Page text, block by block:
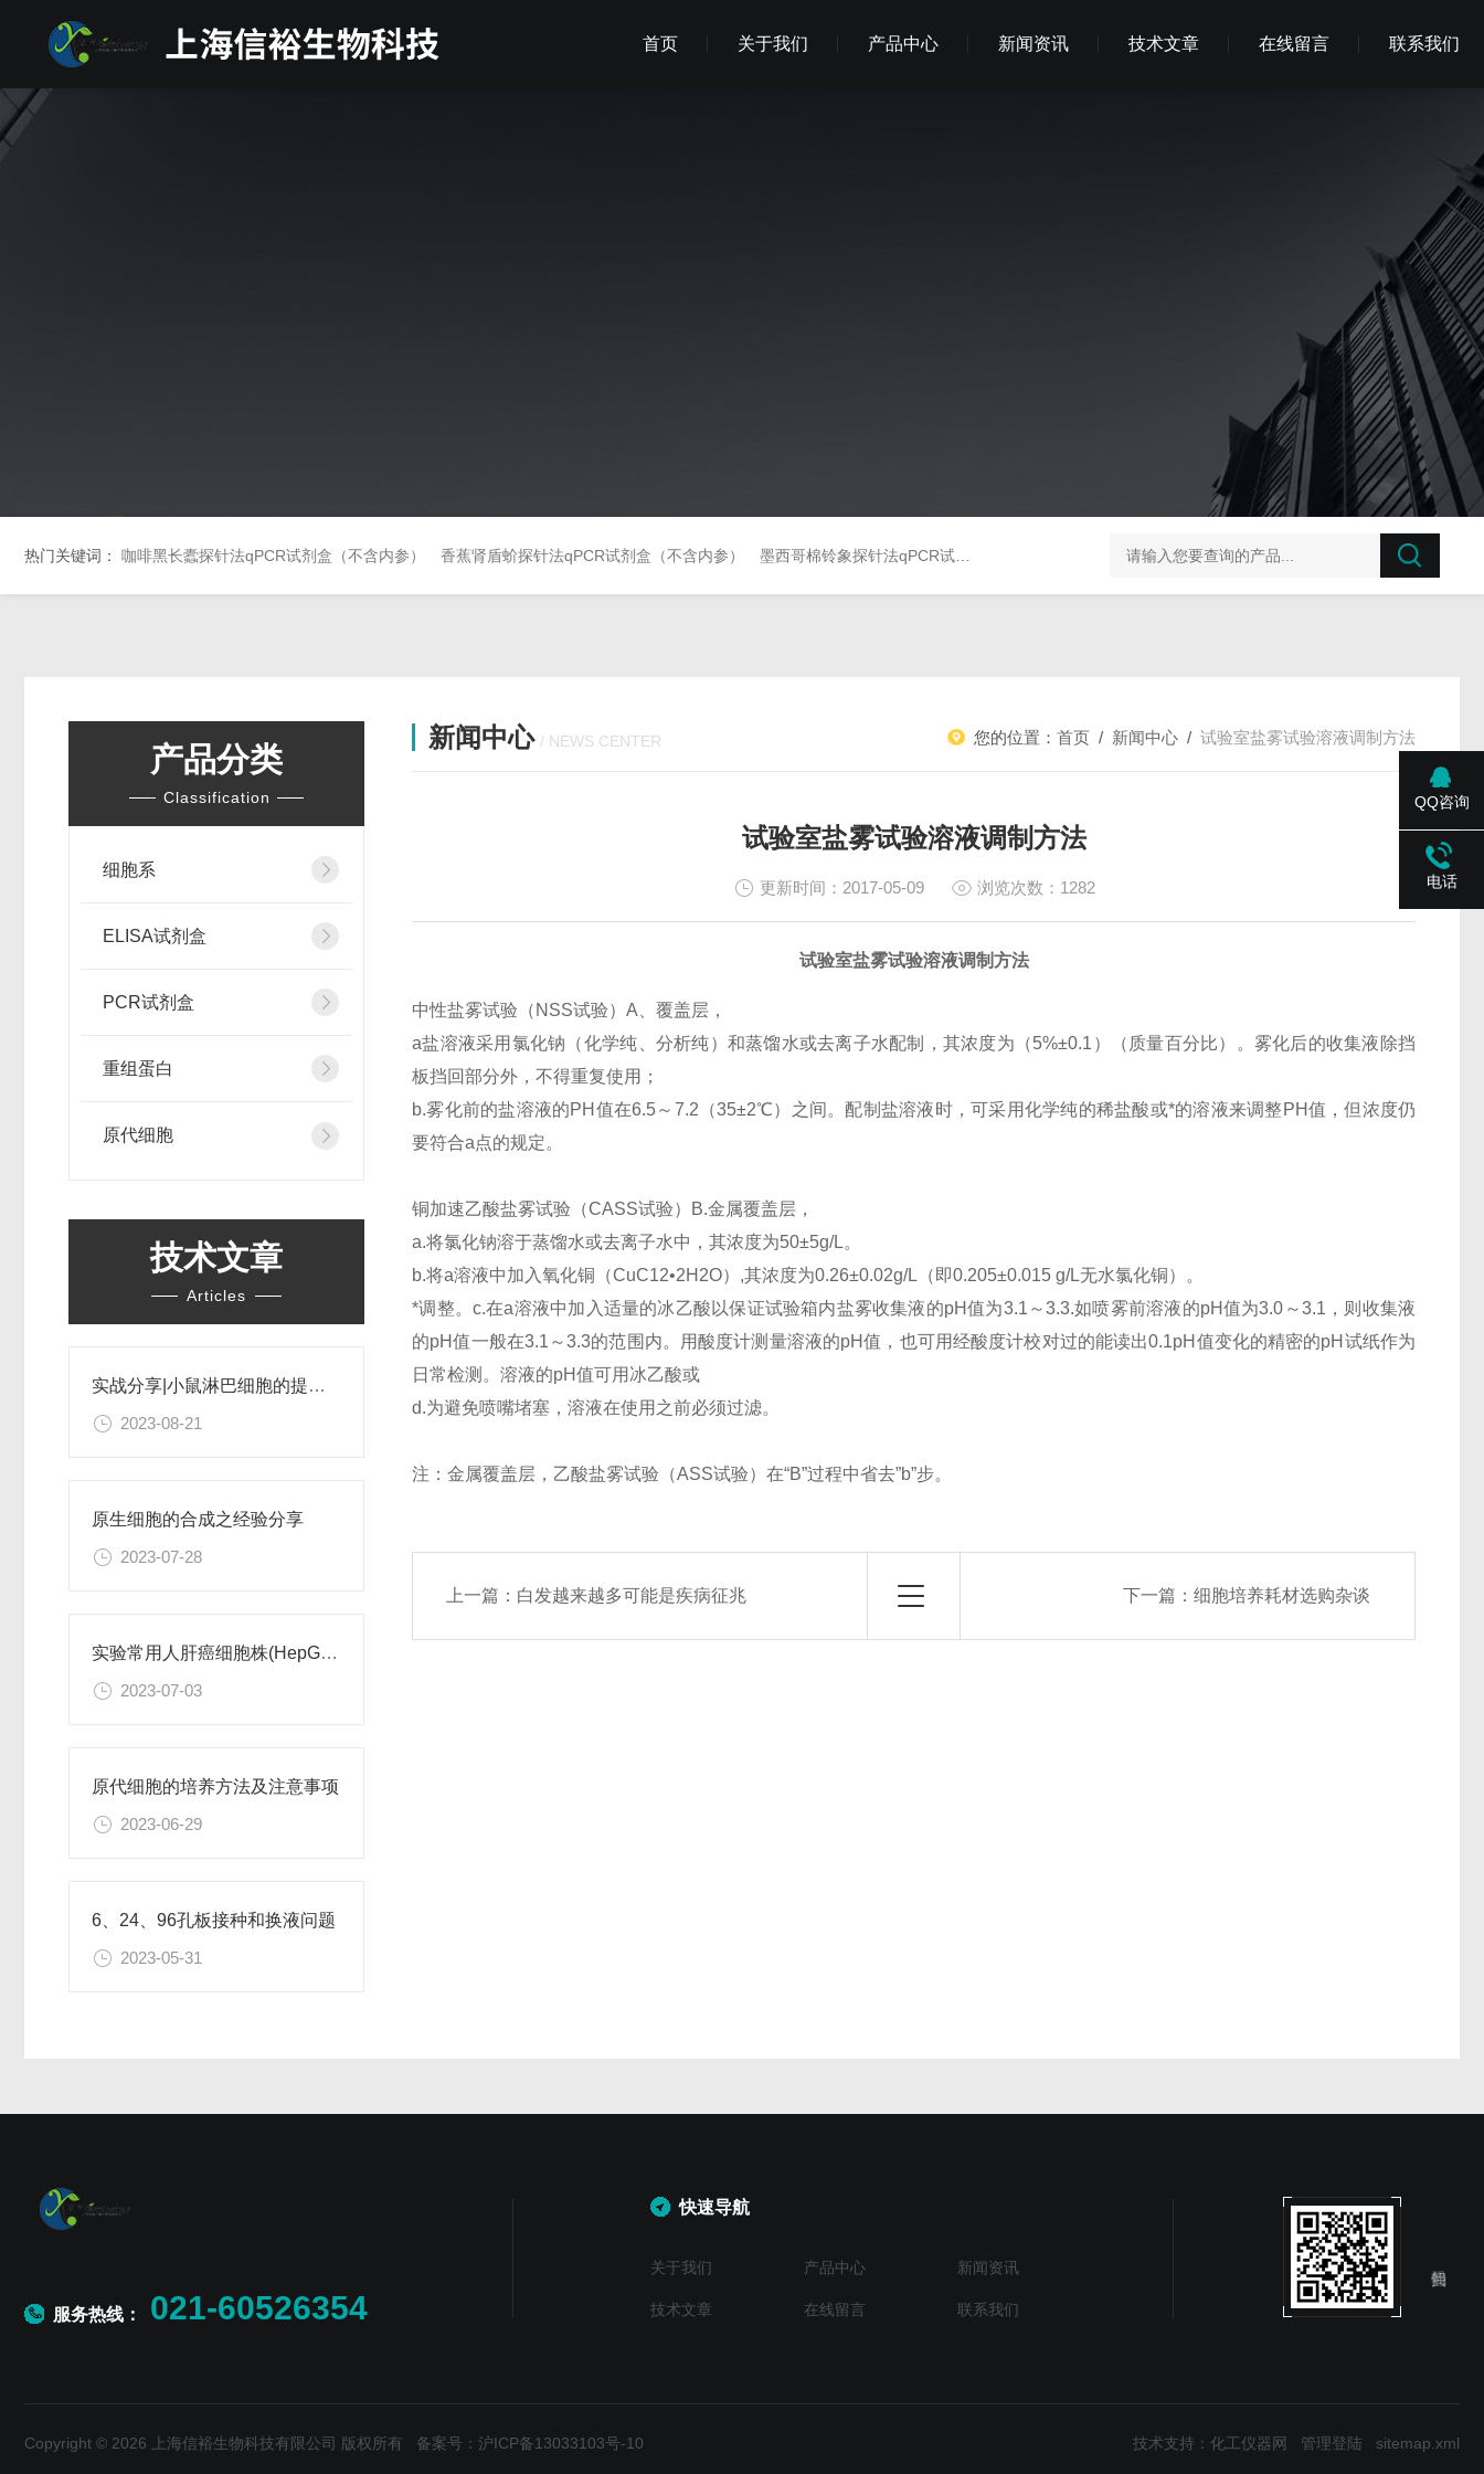
首页 关于我们 产品中心 新闻资讯 技术文章 在线留言 联系我们
热门关键词： 咖啡黑长蠹探针法qPCR试剂盒（不含内参） 香蕉肾盾蚧探针法qPCR试剂盒（不含内参） 墨西哥棉铃象探针法qPCR试剂盒（不含内参） 榛子东部枯萎病菌探针法qPCR试剂盒不含内参
产品分类
Classification
细胞系
ELISA试剂盒
PCR试剂盒
重组蛋白
原代细胞
技术文章
Articles
实战分享|小鼠淋巴细胞的提取和分选之经验小结
2023-08-21
原生细胞的合成之经验分享
2023-07-28
实验常用人肝癌细胞株(HepG2/Hep3B,HuH-7,MHCC97H,PLC/PRF/5)怎么选？
2023-07-03
原代细胞的培养方法及注意事项
2023-06-29
6、24、96孔板接种和换液问题
2023-05-31
新闻中心 / NEWS CENTER 您的位置： 首页 / 新闻中心 / 试验室盐雾试验溶液调制方法
试验室盐雾试验溶液调制方法
更新时间：2017-05-09 浏览次数：1282
试验室盐雾试验溶液调制方法
中性盐雾试验（NSS试验）A、覆盖层，
a盐溶液采用氯化钠（化学纯、分析纯）和蒸馏水或去离子水配制，其浓度为（5%±0.1）（质量百分比）。雾化后的收集液除挡
板挡回部分外，不得重复使用；
b.雾化前的盐溶液的PH值在6.5～7.2（35±2℃）之间。配制盐溶液时，可采用化学纯的稀盐酸或*的溶液来调整PH值，但浓度仍
要符合a点的规定。
铜加速乙酸盐雾试验（CASS试验）B.金属覆盖层，
a.将氯化钠溶于蒸馏水或去离子水中，其浓度为50±5g/L。
b.将a溶液中加入氧化铜（CuC12•2H2O）,其浓度为0.26±0.02g/L（即0.205±0.015 g/L无水氯化铜）。
*调整。c.在a溶液中加入适量的冰乙酸以保证试验箱内盐雾收集液的pH值为3.1～3.3.如喷雾前溶液的pH值为3.0～3.1，则收集液
的pH值一般在3.1～3.3的范围内。用酸度计测量溶液的pH值，也可用经酸度计校对过的能读出0.1pH值变化的精密的pH试纸作为
日常检测。溶液的pH值可用冰乙酸或
d.为避免喷嘴堵塞，溶液在使用之前必须过滤。
注：金属覆盖层，乙酸盐雾试验（ASS试验）在“B”过程中省去”b”步。
上一篇： 白发越来越多可能是疾病征兆 下一篇： 细胞培养耗材选购杂谈
服务热线： 021-60526354
快速导航
关于我们 产品中心 新闻资讯
技术文章 在线留言 联系我们
Copyright © 2026 上海信裕生物科技有限公司 版权所有 备案号：沪ICP备13033103号-10 技术支持： 化工仪器网 管理登陆 sitemap.xml
QQ咨询
电话